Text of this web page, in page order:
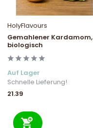
HolyFlavours
Gemahlener Kardamom,
biologisch
Auf Lager
Schnelle Lieferung!
21.39